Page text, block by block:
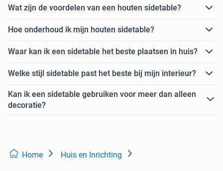
Wat zijn de voordelen van een houten sidetable?
Hoe onderhoud ik mijn houten sidetable?
Waar kan ik een sidetable het beste plaatsen in huis?
Welke stijl sidetable past het beste bij mijn interieur?
Kan ik een sidetable gebruiken voor meer dan alleen
decoratie?
Home Huis en Inrichting